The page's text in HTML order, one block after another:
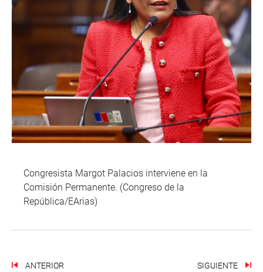
Congresista Margot Palacios interviene en la
Comisión Permanente. (Congreso de la
República/EArias)
ANTERIOR SIGUIENTE